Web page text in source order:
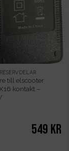
till elscooter
kontakt –
549 kr